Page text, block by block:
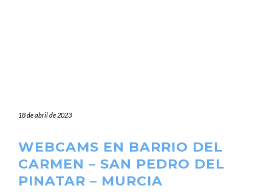
18 de abril de 2023
WEBCAMS EN BARRIO DEL
CARMEN – SAN PEDRO DEL
PINATAR – MURCIA